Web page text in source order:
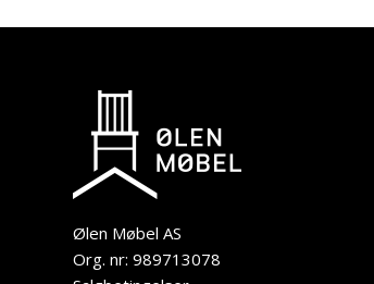
Ølen Møbel AS
Org. nr: 989713078